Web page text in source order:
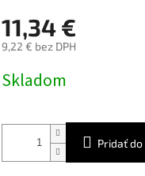
11,34 €
9,22 € bez DPH
cena:
Skladom
Pridať do